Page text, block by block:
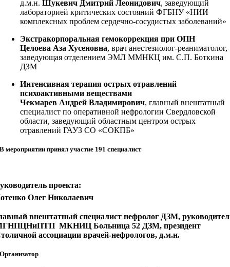
д.м.н.Шукевич Дмитрий Леонидович, заведующий
лабораторией критических состояний ФГБНУ «НИИ
комплексных проблем сердечно-сосудистых заболеваний»
Экстракорпоральная гемокоррекция при ОПН
Целоева Аза Хусеновна, врач анестезиолог-реаниматолог,
заведующая отделением ЭМЛ ММНКЦ им. С.П. Боткина
ДЗМ
Интенсивная терапия острых отравлений
психоактивными веществами
Чекмарев Андрей Владимирович, главный внештатный
специалист по оперативной нефрологии Свердловской
области, заведующий областным центром острых
отравлений ГАУЗ СО «СОКПБ»
В мероприятии принял участие 191 специалист
проекта:
Олег Николаевич
внештатный специалист нефролог ДЗМ,
МКНИЦ Больница 52 ДЗМ, президент
ассоциации врачей-нефрологов, д.м.н.
Организатор